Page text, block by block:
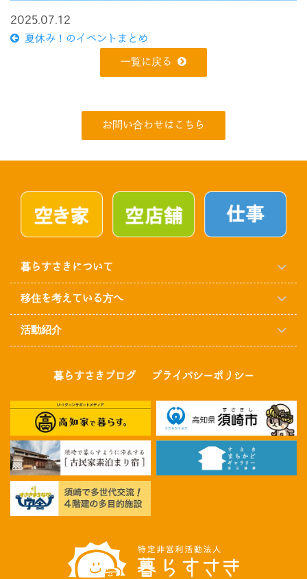
2025.07.12
夏休み！のイベントまとめ
一覧に戻る
お問い合わせはこちら
暮らすさきについて
移住を考えている方へ
活動紹介
暮らすさきブログ プライバシーポリシー